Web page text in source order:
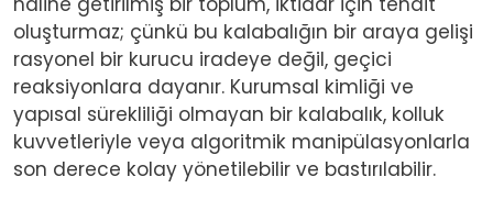
oluşturmaz; çünkü bu kalabalığın bir araya gelişi
rasyonel bir kurucu iradeye değil, geçici
reaksiyonlara dayanır. Kurumsal kimliği ve
yapısal sürekliliği olmayan bir kalabalık, kolluk
kuvvetleriyle veya algoritmik manipülasyonlarla
son derece kolay yönetilebilir ve bastırılabilir.